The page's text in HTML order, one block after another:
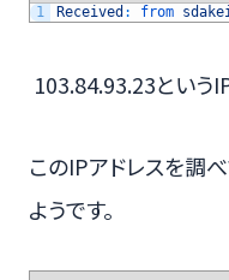
1 Received : from
103.84.93.23という
このIPアドレスを調
ようです。